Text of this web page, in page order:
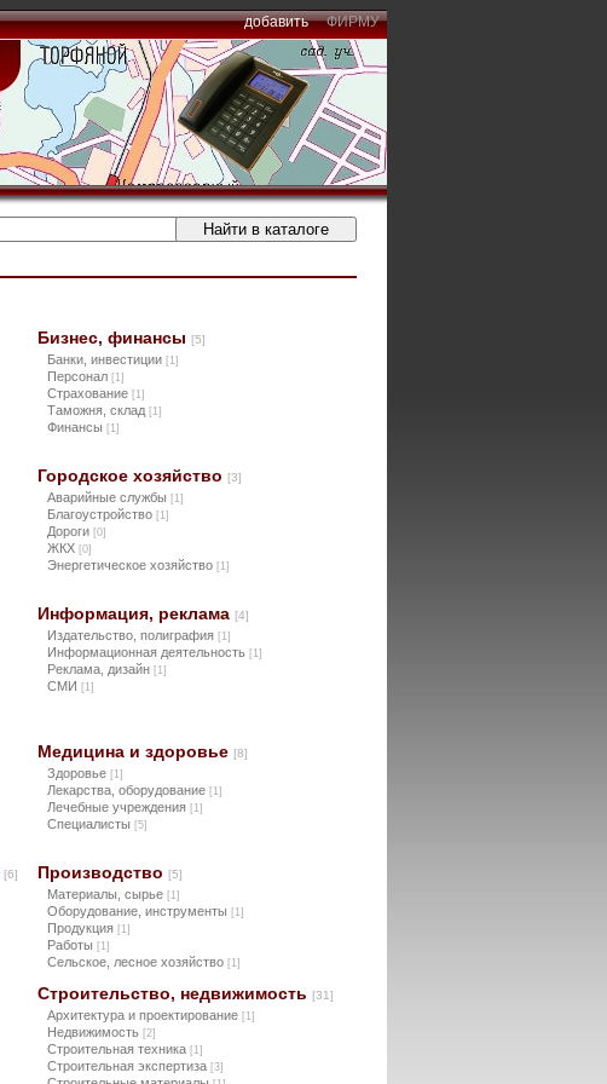
добавить ФИРМУ
Бизнес, финансы [5]
Банки, инвестиции [1]
Персонал [1]
Страхование [1]
Таможня, склад [1]
Финансы [1]
Городское хозяйство [3]
Аварийные службы [1]
Благоустройство [1]
Дороги [0]
ЖКХ [0]
Энергетическое хозяйство [1]
Информация, реклама [4]
Издательство, полиграфия [1]
Информационная деятельность [1]
Реклама, дизайн [1]
СМИ [1]
Медицина и здоровье [8]
Здоровье [1]
Лекарства, оборудование [1]
Лечебные учреждения [1]
Специалисты [5]
[6] Производство [5]
Материалы, сырье [1]
Оборудование, инструменты [1]
Продукция [1]
Работы [1]
Сельское, лесное хозяйство [1]
Строительство, недвижимость [31]
Архитектура и проектирование [1]
Недвижимость [2]
Строительная техника [1]
Строительная экспертиза [3]